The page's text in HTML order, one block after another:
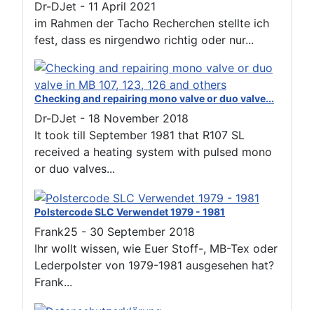
fest, dass es nirgendwo richtig oder nur...
Checking and repairing mono valve or duo valve...
Dr-DJet-18 November 2018
received a heating system with pulsed mono
or duo valves...
Frank25-30 September 2018
Lederpolster von 1979-1981 ausgesehen hat?
Frank...